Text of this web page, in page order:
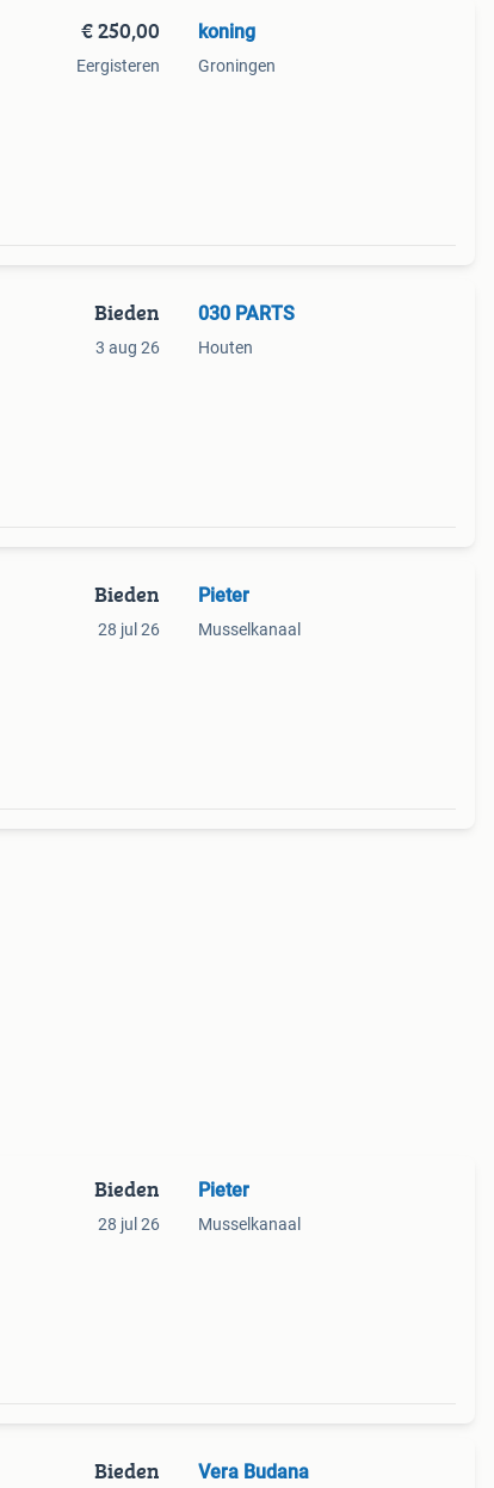
€ 250,00
Eergisteren
koning
Groningen
Bieden
3 aug 26
030 PARTS
Houten
Bieden
28 jul 26
Pieter
Musselkanaal
Bieden
28 jul 26
Pieter
Musselkanaal
Bieden Vera Budana